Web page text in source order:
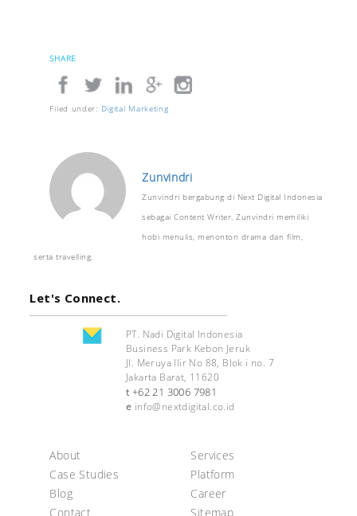
SHARE
Filed under: Digital Marketing
Zunvindri
Zunvindri bergabung di Next Digital Indonesia
sebagai Content Writer. Zunvindri memiliki
hobi menulis, menonton drama dan film,
serta travelling.
Let's Connect.
PT. Nadi Digital Indonesia
Business Park Kebon Jeruk
Jl. Meruya Ilir No 88, Blok i no. 7
Jakarta Barat, 11620
t +62 21 3006 7981
e info@nextdigital.co.id
About
Case Studies
Blog
Contact
Services
Platform
Career
Sitemap